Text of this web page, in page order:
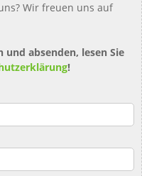
Wir freuen uns auf
und absenden, lesen Sie
!